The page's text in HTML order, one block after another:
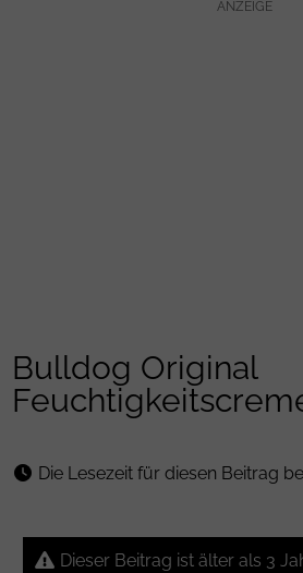
Bulldog Original
Die Lesezeit für diesen Beitrag
Dieser Beitrag ist älter als 3